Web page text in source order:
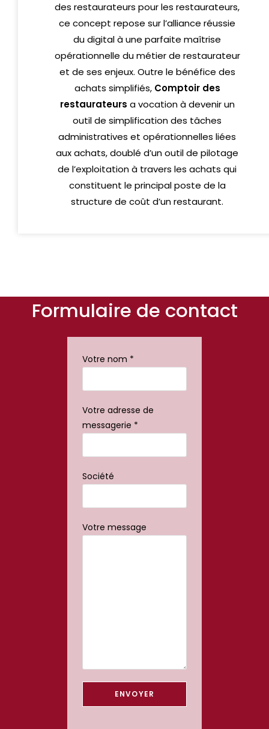
des restaurateurs pour les restaurateurs,
ce concept repose sur l’alliance réussie
du digital à une parfaite maîtrise
opérationnelle du métier de restaurateur
et de ses enjeux. Outre le bénéfice des
achats simplifiés, Comptoir des
restaurateurs a vocation à devenir un
outil de simplification des tâches
administratives et opérationnelles liées
aux achats, doublé d’un outil de pilotage
de l’exploitation à travers les achats qui
constituent le principal poste de la
structure de coût d’un restaurant.
Formulaire de contact
Votre nom *
Votre adresse de
messagerie *
Société
Votre message